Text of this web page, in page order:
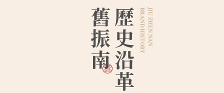
歷史沿革
文化生活誌
24節氣文化
漢餅文化
漢餅文化館
文化體驗
產品服務
產品介紹
企業客製贈禮區
預約品鑑
喜餅預約
企業永續
企業永續發展 ESG
永續新聞集
最新消息
聯絡我們
舊振南歷史沿革 JIU ZHEN NAN
BRAND
HISTORY